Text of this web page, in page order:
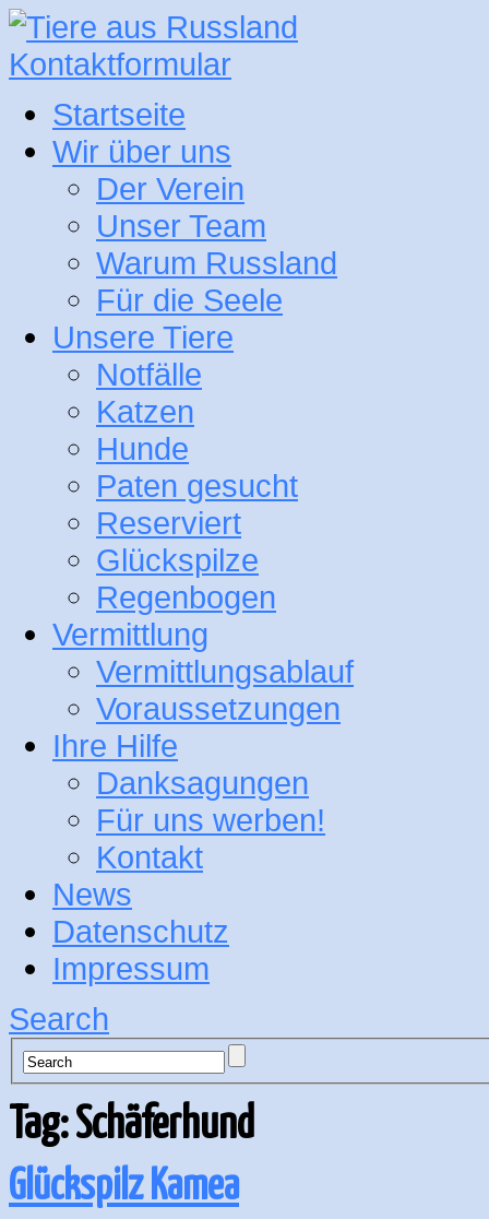
Kontaktformular
Startseite
Wir über uns
Der Verein
Unser Team
Warum Russland
Für die Seele
Unsere Tiere
Notfälle
Katzen
Hunde
Paten gesucht
Reserviert
Glückspilze
Regenbogen
Vermittlung
Vermittlungsablauf
Voraussetzungen
Ihre Hilfe
Danksagungen
Für uns werben!
Kontakt
News
Datenschutz
Impressum
Search
Tag: Schäferhund
Glückspilz Kamea